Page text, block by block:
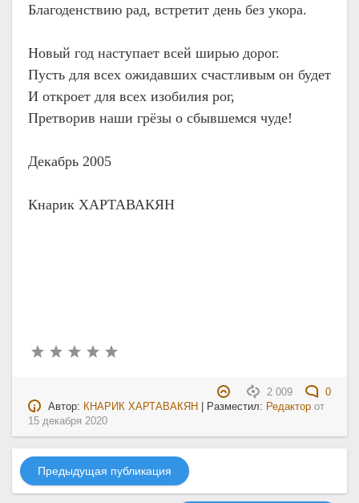
Благоденствию рад, встретит день без укора.
Новый год наступает всей ширью дорог.
Пусть для всех ожидавших счастливым он будет
И откроет для всех изобилия рог,
Претворив наши грёзы о сбывшемся чуде!
Декабрь 2005
Кнарик ХАРТАВАКЯН
2 009
0
Автор: КНАРИК ХАРТАВАКЯН | Разместил: Редактор от
15 декабря 2020
Предыдущая публикация